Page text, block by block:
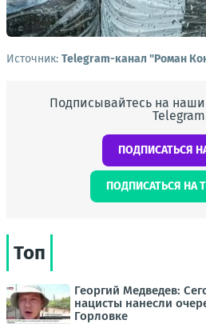
Источник: Telegram-канал "Роман
Подписывайтесь на
Telegram
ПОДПИСАТЬСЯ
ПОДПИСАТЬСЯ НА
Топ
Георгий Медведев:
нацисты нанесли
Горловке